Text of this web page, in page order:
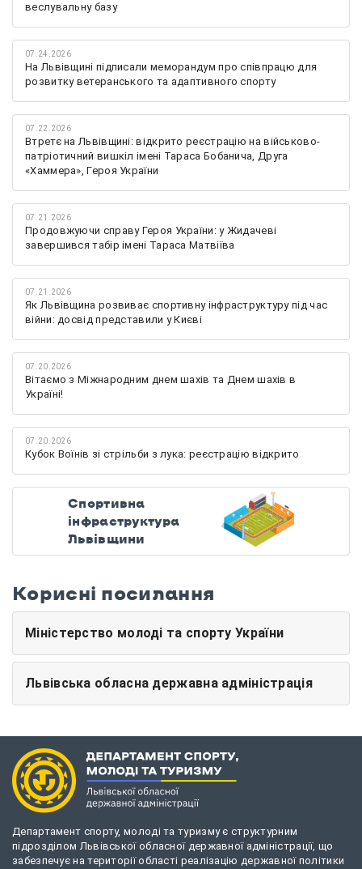
веслувальну базу
07.24.2026
На Львівщині підписали меморандум про співпрацю для
розвитку ветеранського та адаптивного спорту
07.22.2026
Втретє на Львівщині: відкрито реєстрацію на військово-
патріотичний вишкіл імені Тараса Бобанича, Друга
«Хаммера», Героя України
07.21.2026
Продовжуючи справу Героя України: у Жидачеві
завершився табір імені Тараса Матвіїва
07.21.2026
Як Львівщина розвиває спортивну інфраструктуру під час
війни: досвід представили у Києві
07.20.2026
Вітаємо з Міжнародним днем шахів та Днем шахів в
Україні!
07.20.2026
Кубок Воїнів зі стрільби з лука: реєстрацію відкрито
Спортивна
інфраструктура
Львівщини
Корисні посилання
Міністерство молоді та спорту України
Львівська обласна державна адміністрація
Департамент спорту, молоді та туризму є структурним
підрозділом Львівської обласної державної адміністрації, що
забезпечує на території області реалізацію державної політики